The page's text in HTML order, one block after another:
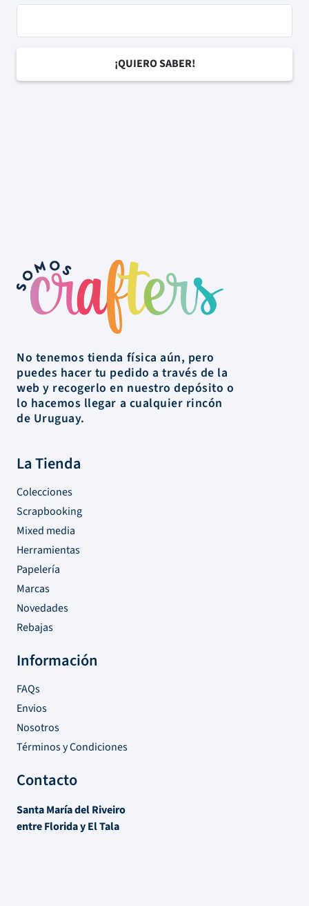
No tenemos tienda física aún, pero
puedes hacer tu pedido a través de la
web y recogerlo en nuestro depósito o
lo hacemos llegar a cualquier rincón
de Uruguay.
La Tienda
Colecciones
Scrapbooking
Mixed media
Herramientas
Papelería
Marcas
Novedades
Rebajas
Información
FAQs
Envios
Nosotros
Términos y Condiciones
Contacto
Santa María del Riveiro
entre Florida y El Tala